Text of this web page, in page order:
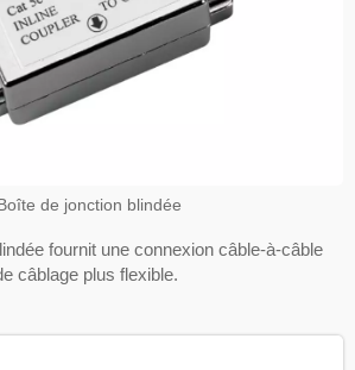
Boîte de jonction blindée
fournit une connexion câble-à-câble
câblage plus flexible.